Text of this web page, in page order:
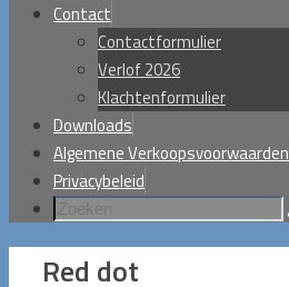
Contact
Contactformulier
Verlof 2026
Klachtenformulier
Downloads
Algemene Verkoopsvoorwaarden
Privacybeleid
Red dot